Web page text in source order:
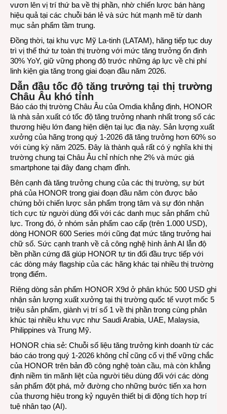
vươn lên vị trí thứ ba về thị phần, nhờ chiến lược bán hàng
hiệu quả tại các chuỗi bán lẻ và sức hút mạnh mẽ từ danh
mục sản phẩm tầm trung.
Đồng thời, tại khu vực Mỹ La-tinh (LATAM), hãng tiếp tục duy
trì vị thế thứ tư toàn thị trường với mức tăng trưởng ổn định
30% YoY, giữ vững phong độ trước những áp lực về chi phí
linh kiện gia tăng trong giai đoạn đầu năm 2026.
Dẫn đầu tốc độ tăng trưởng tại thị trường
Châu Âu khó tính
Báo cáo thị trường Châu Âu của Omdia khẳng định, HONOR
là nhà sản xuất có tốc độ tăng trưởng nhanh nhất trong số các
thương hiệu lớn đang hiện diện tại lục địa này. Sản lượng xuất
xưởng của hãng trong quý 1-2026 đã tăng trưởng hơn 60% so
với cùng kỳ năm 2025. Đây là thành quả rất có ý nghĩa khi thị
trường chung tại Châu Âu chỉ nhích nhẹ 2% và mức giá
smartphone tại đây đang chạm đỉnh.
Bên cạnh đà tăng trưởng chung của các thị trường, sự bứt
phá của HONOR trong giai đoạn đầu năm còn được bảo
chứng bởi chiến lược sản phẩm trọng tâm và sự đón nhận
tích cực từ người dùng đối với các danh mục sản phẩm chủ
lực. Trong đó, ở nhóm sản phẩm cao cấp (trên 1.000 USD),
dòng HONOR 600 Series mới cũng đạt mức tăng trưởng hai
chữ số. Sức cạnh tranh về cả công nghệ hình ảnh AI lẫn độ
bền phần cứng đã giúp HONOR tự tin đối đầu trực tiếp với
các dòng máy flagship của các hãng khác tại nhiều thị trường
trọng điểm.
Riêng dòng sản phẩm HONOR X9d ở phân khúc 500 USD ghi
nhận sản lượng xuất xưởng tại thị trường quốc tế vượt mốc 5
triệu sản phẩm, giành vị trí số 1 về thị phần trong cùng phân
khúc tại nhiều khu vực như Saudi Arabia, UAE, Malaysia,
Philippines và Trung Mỹ.
HONOR chia sẻ: Chuỗi số liệu tăng trưởng kinh doanh từ các
báo cáo trong quý 1-2026 không chỉ cũng cố vị thế vững chắc
của HONOR trên bản đồ công nghệ toàn cầu, mà còn khẳng
định niềm tin mãnh liệt của người tiêu dùng đối với các dòng
sản phẩm đột phá, mở đường cho những bước tiến xa hơn
của thương hiệu trong kỷ nguyên thiết bị di động tích hợp trí
tuệ nhân tạo (AI).